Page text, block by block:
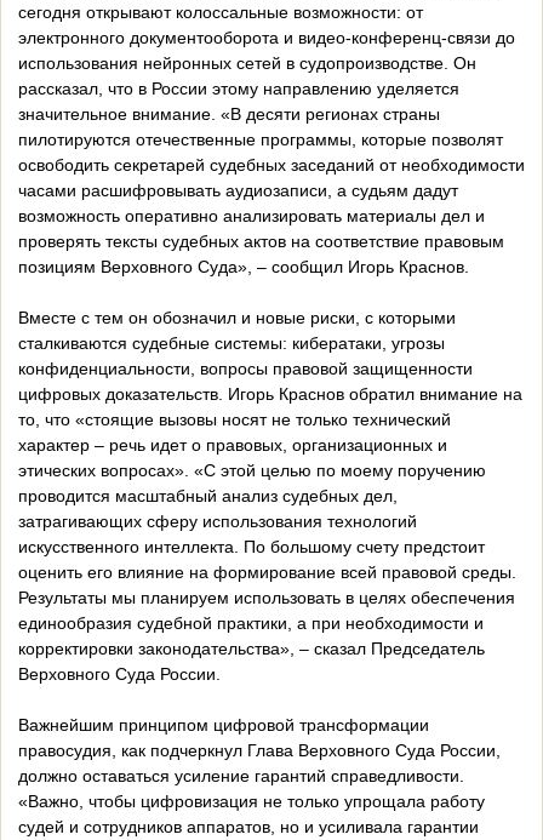
сегодня открывают колоссальные возможности: от
электронного документооборота и видео-конференц-связи до
использования нейронных сетей в судопроизводстве. Он
рассказал, что в России этому направлению уделяется
значительное внимание. «В десяти регионах страны
пилотируются отечественные программы, которые позволят
освободить секретарей судебных заседаний от необходимости
часами расшифровывать аудиозаписи, а судьям дадут
возможность оперативно анализировать материалы дел и
проверять тексты судебных актов на соответствие правовым
позициям Верховного Суда», – сообщил Игорь Краснов.
Вместе с тем он обозначил и новые риски, с которыми
сталкиваются судебные системы: кибератаки, угрозы
конфиденциальности, вопросы правовой защищенности
цифровых доказательств. Игорь Краснов обратил внимание на
то, что «стоящие вызовы носят не только технический
характер – речь идет о правовых, организационных и
этических вопросах». «С этой целью по моему поручению
проводится масштабный анализ судебных дел,
затрагивающих сферу использования технологий
искусственного интеллекта. По большому счету предстоит
оценить его влияние на формирование всей правовой среды.
Результаты мы планируем использовать в целях обеспечения
единообразия судебной практики, а при необходимости и
корректировки законодательства», – сказал Председатель
Верховного Суда России.
Важнейшим принципом цифровой трансформации
правосудия, как подчеркнул Глава Верховного Суда России,
должно оставаться усиление гарантий справедливости.
«Важно, чтобы цифровизация не только упрощала работу
судей и сотрудников аппаратов, но и усиливала гарантии